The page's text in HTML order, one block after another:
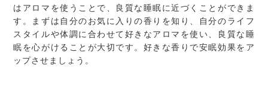
はアロマを使うことで、良質な睡眠に近づくことができま
す。まずは自分のお気に入りの香りを知り、自分のライフ
スタイルや体調に合わせて好きなアロマを使い、良質な睡
眠を心がけることが大切です。好きな香りで安眠効果をア
ップさせましょう。